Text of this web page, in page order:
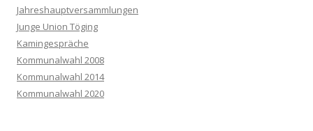
Jahreshauptversammlungen
Junge Union Töging
Kamingespräche
Kommunalwahl 2008
Kommunalwahl 2014
Kommunalwahl 2020